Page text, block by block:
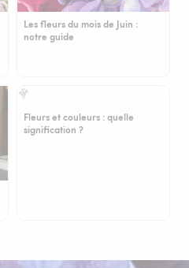
Les fleurs du mois de Juin :
notre guide
Fleurs et couleurs : quelle
signification ?